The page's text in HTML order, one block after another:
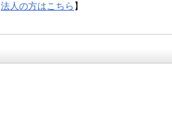
法人の方はこちら 】